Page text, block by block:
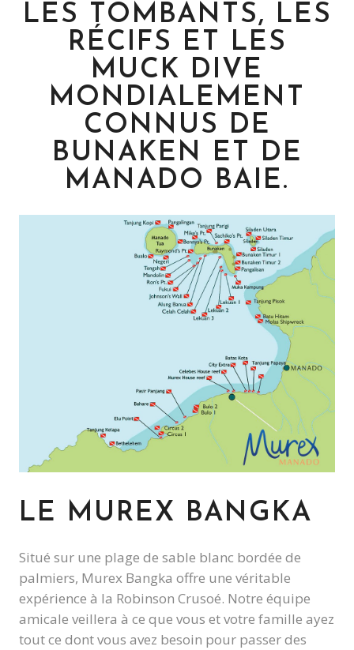
LES TOMBANTS, LES
RÉCIFS ET LES
MUCK DIVE
MONDIALEMENT
CONNUS DE
BUNAKEN ET DE
MANADO BAIE.
LE MUREX BANGKA
Situé sur une plage de sable blanc bordée de
palmiers, Murex Bangka offre une véritable
expérience à la Robinson Crusoé. Notre équipe
amicale veillera à ce que vous et votre famille ayez
tout ce dont vous avez besoin pour passer des